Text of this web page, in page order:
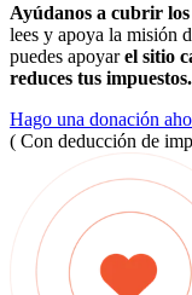
Ayúdanos a cubrir
lees y apoya la misión
puedes apoyarel sitio
reduces tus impuestos.
Hago una donación
( Con deducción de